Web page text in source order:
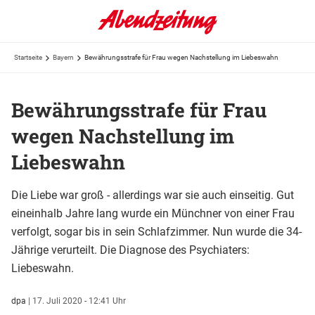
Startseite Bayern Bewährungsstrafe für Frau wegen Nachstellung im Liebeswahn
Bewährungsstrafe für Frau
wegen Nachstellung im
Liebeswahn
Die Liebe war groß - allerdings war sie auch einseitig. Gut
eineinhalb Jahre lang wurde ein Münchner von einer Frau
verfolgt, sogar bis in sein Schlafzimmer. Nun wurde die 34-
Jährige verurteilt. Die Diagnose des Psychiaters:
Liebeswahn.
dpa | 17. Juli 2020 - 12:41 Uhr